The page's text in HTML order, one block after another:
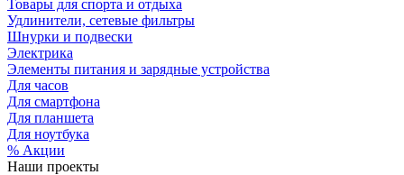
Товары для спорта и отдыха
Удлинители, сетевые фильтры
Шнурки и подвески
Электрика
Элементы питания и зарядные устройства
Для часов
Для смартфона
Для планшета
Для ноутбука
% Акции
Наши проекты